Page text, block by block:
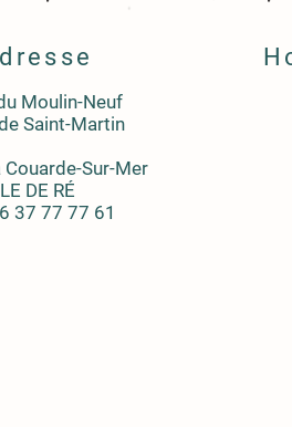
Moulin-Neuf
Saint-Martin
Sur-Mer
DE RÉ
37 77 77 61